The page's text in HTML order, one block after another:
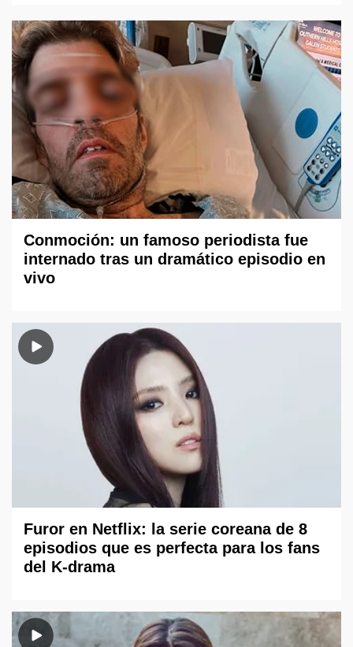
Conmoción: un famoso periodista fue
internado tras un dramático episodio en
vivo
Furor en Netflix: la serie coreana de 8
episodios que es perfecta para los fans
del K-drama